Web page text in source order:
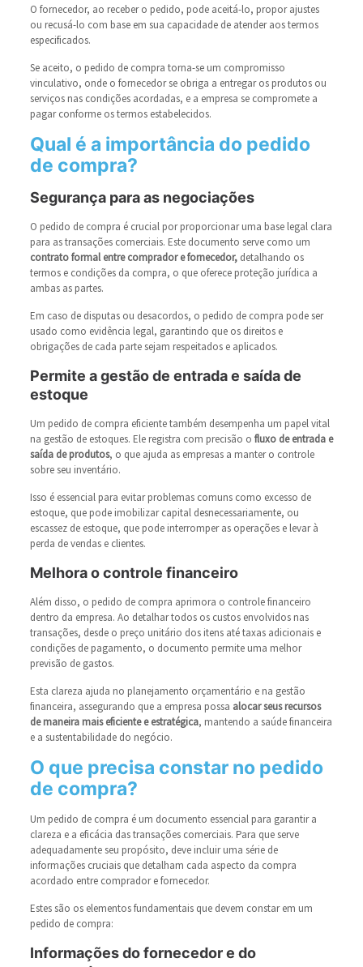
O fornecedor, ao receber o pedido, pode aceitá-lo, propor ajustes
ou recusá-lo com base em sua capacidade de atender aos termos
especificados.
Se aceito, o pedido de compra torna-se um compromisso
vinculativo, onde o fornecedor se obriga a entregar os produtos ou
serviços nas condições acordadas, e a empresa se compromete a
pagar conforme os termos estabelecidos.
Qual é a importância do pedido
de compra?
Segurança para as negociações
O pedido de compra é crucial por proporcionar uma base legal clara
para as transações comerciais. Este documento serve como um
contrato formal entre comprador e fornecedor,detalhando os
termos e condições da compra, o que oferece proteção jurídica a
ambas as partes.
Em caso de disputas ou desacordos, o pedido de compra pode ser
usado como evidência legal, garantindo que os direitos e
obrigações de cada parte sejam respeitados e aplicados.
Permite a gestão de entrada e saída de
estoque
Um pedido de compra eficiente também desempenha um papel vital
na gestão de estoques. Ele registra com precisão o fluxo de entrada e
saída de produtos, o que ajuda as empresas a manter o controle
sobre seu inventário.
Isso é essencial para evitar problemas comuns como excesso de
estoque, que pode imobilizar capital desnecessariamente, ou
escassez de estoque, que pode interromper as operações e levar à
perda de vendas e clientes.
Melhora o controle financeiro
Além disso, o pedido de compra aprimora o controle financeiro
dentro da empresa. Ao detalhar todos os custos envolvidos nas
transações, desde o preço unitário dos itens até taxas adicionais e
condições de pagamento, o documento permite uma melhor
previsão de gastos.
Esta clareza ajuda no planejamento orçamentário e na gestão
financeira, assegurando que a empresa possa alocar seus recursos
de maneira mais eficiente e estratégica, mantendo a saúde financeira
e a sustentabilidade do negócio.
O que precisa constar no pedido
de compra?
Um pedido de compra é um documento essencial para garantir a
clareza e a eficácia das transações comerciais. Para que serve
adequadamente seu propósito, deve incluir uma série de
informações cruciais que detalham cada aspecto da compra
acordado entre comprador e fornecedor.
Estes são os elementos fundamentais que devem constar em um
pedido de compra:
Informações do fornecedor e do